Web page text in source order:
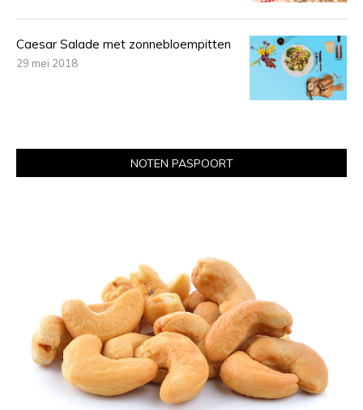
Caesar Salade met zonnebloempitten
29 mei 2018
NOTEN PASPOORT